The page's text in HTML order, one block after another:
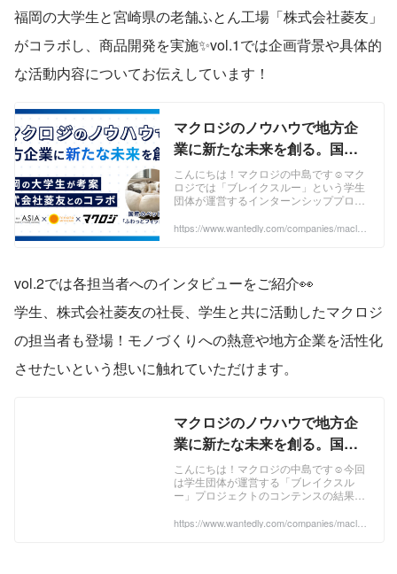
福岡の大学生と宮崎県の老舗ふとん工場「株式会社菱友」
がコラボし、商品開発を実施✨vol.1では企画背景や具体的
な活動内容についてお伝えしています！
マクロジのノウハウで地方企
業に新たな未来を創る。国産
のペット布団「ふわっとフィ
ット」を開発 vol.1 | 学生イン
ターンに直撃！
こんにちは！マクロジの中島です☺マク
ロジでは「ブレイクスルー」という学生
団体が運営するインターンシッププロジ
にある老舗ふとん工場「株式会社菱友」
https://www.wantedly.com/companies/maclog
vol.2では各担当者へのインタビューをご紹介👀
学生、株式会社菱友の社長、学生と共に活動したマクロジ
の担当者も登場！モノづくりへの熱意や地方企業を活性化
させたいという想いに触れていただけます。
マクロジのノウハウで地方企
業に新たな未来を創る。国産
のペット布団「ふわっとフィ
ット」を開発 vol.2 | 学生イン
ターンに直撃！
こんにちは！マクロジの中島です☺今回
は学生団体が運営する「ブレイクスル
ー」プロジェクトのコンテンスの結果や
す👏ブレイクスルーの学生、株式会社菱
https://www.wantedly.com/companies/maclog